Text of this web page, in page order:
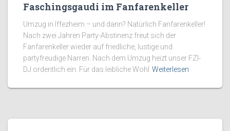
Faschingsgaudi im Fanfarenkeller
Umzug in Iffezheim – und dann? Natürlich Fanfarenkeller!
Nach zwei Jahren Party-Abstinenz freut sich der
Fanfarenkeller wieder auf friedliche, lustige und
partyfreudige Narren. Nach dem Umzug heizt unser FZI-
DJ ordentlich ein. Für das leibliche Wohl Weiterlesen